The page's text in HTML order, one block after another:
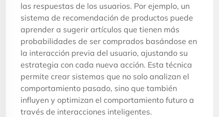
las respuestas de los usuarios. Por ejemplo, un
sistema de recomendación de productos puede
aprender a sugerir artículos que tienen más
probabilidades de ser comprados basándose en
la interacción previa del usuario, ajustando su
estrategia con cada nueva acción. Esta técnica
permite crear sistemas que no solo analizan el
comportamiento pasado, sino que también
influyen y optimizan el comportamiento futuro a
través de interacciones inteligentes.